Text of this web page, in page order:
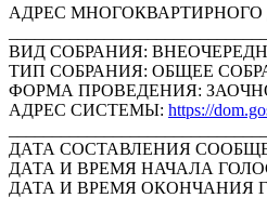
АДРЕС МНОГОКВАРТИРНОГО
ВИД СОБРАНИЯ:
ТИП СОБРАНИЯ: ОБЩЕЕ
ФОРМА ПРОВЕДЕНИЯ:
АДРЕС СИСТЕМЫ: https://
ДАТА СОСТАВЛЕНИЯ
ДАТА И ВРЕМЯ НАЧАЛА
ДАТА И ВРЕМЯ ОКОНЧАНИЯ